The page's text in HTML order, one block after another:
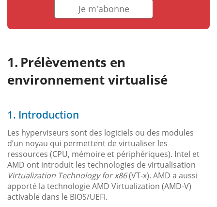
Je m'abonne
Prélèvements en
environnement virtualisé
1. Introduction
Les hyperviseurs sont des logiciels ou des modules
d’un noyau qui permettent de virtualiser les
ressources (CPU, mémoire et périphériques). Intel et
AMD ont introduit les technologies de virtualisation
Virtualization Technology for x86(VT-x). AMD a aussi
apporté la technologie AMD Virtualization (AMD-V)
activable dans le BIOS/UEFI.